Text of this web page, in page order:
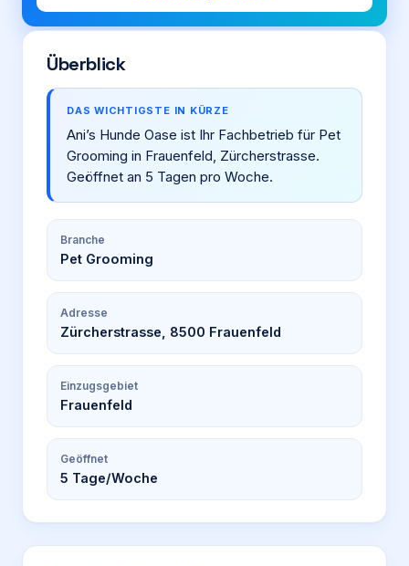
Überblick
DAS WICHTIGSTE IN KÜRZE
Ani’s Hunde Oase ist Ihr Fachbetrieb für Pet
Grooming in Frauenfeld, Zürcherstrasse.
Geöffnet an 5 Tagen pro Woche.
Branche
Pet Grooming
Adresse
Zürcherstrasse, 8500 Frauenfeld
Einzugsgebiet
Frauenfeld
Geöffnet
5 Tage/Woche